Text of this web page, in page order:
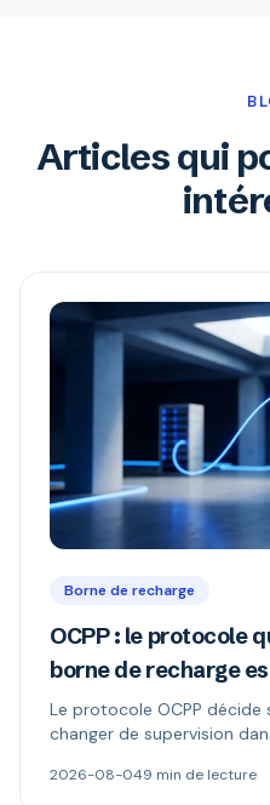
Articles qui
Borne de recharge
OCPP : le protocole
borne de recharge
Le protocole OCPP
changer de supervision
versions 1.6 et 2.0.1, et
2026-08-049 min de lecture